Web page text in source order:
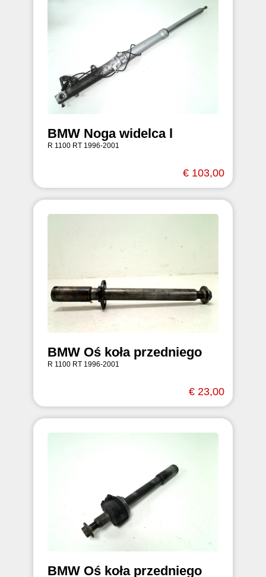
BMW Noga widelca l
R 1100 RT 1996-2001
€ 103,00
BMW Oś koła przedniego
R 1100 RT 1996-2001
€ 23,00
BMW Oś koła przedniego